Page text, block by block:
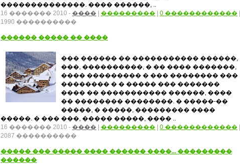
��������������. ���� ������, ..
16 ������� 2010 - ���� ��������� 0 ������������
1990 ����������
������ ����� �� ����
��� ������ �� ����������� ������,
���, ����������, � �� ���� �������,
���� ��������� � ��� �������� ���
�������� � � ����� ��� �������
���� �� ����������� ������, ����
�� �������� ��������. � �����-��
�����, � �����, ��������� ����
�����. � ��� ���, ����� �����, ���� ..
16 ������� 2010 - ���� ��������� 0 ������������
2087 ����������
����� ��� ����� ���� ������ ����... ���������
������